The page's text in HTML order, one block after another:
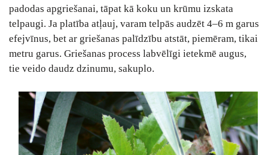
padodas apgriešanai, tāpat kā koku un krūmu izskata
telpaugi. Ja platība atļauj, varam telpās audzēt 4–6 m garus
efejvīnus, bet ar griešanas palīdzību atstāt, piemēram, tikai
metru garus. Griešanas process labvēlīgi ietekmē augus,
tie veido daudz dzinumu, sakuplo.